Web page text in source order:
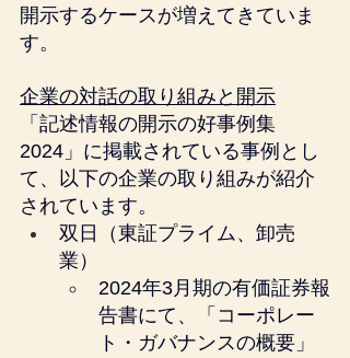
開示するケースが増えてきていま
す。
企業の対話の取り組みと開示
「記述情報の開示の好事例集
2024」に掲載されている事例とし
て、以下の企業の取り組みが紹介
されています。
双日（東証プライム、卸売
業）
2024年3月期の有価証券報
告書にて、「コーポレー
ト・ガバナンスの概要」